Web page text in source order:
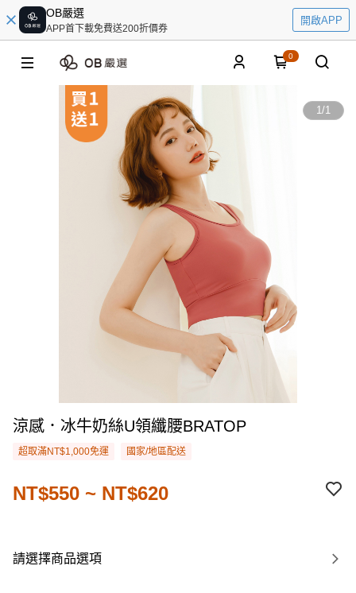
OB嚴選
APP首下載免費送200折價券
開啟APP
0
1/1
涼感．冰牛奶絲U領纖腰BRATOP
超取滿NT$1,000免運 國家/地區配送
NT$550 ~ NT$620
請選擇商品選項